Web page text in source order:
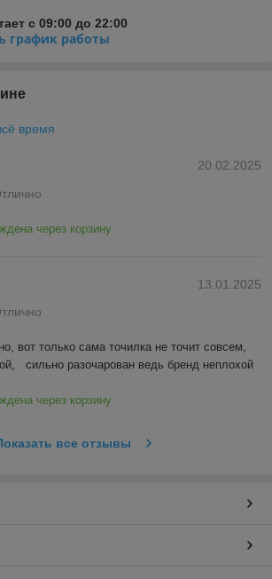
с 09:00 до 22:00
график работы
время
20.02.2025
через корзину
13.01.2025
вот только сама точилка не точит совсем,
сильно разочарован ведь бренд неплохой
через корзину
все отзывы